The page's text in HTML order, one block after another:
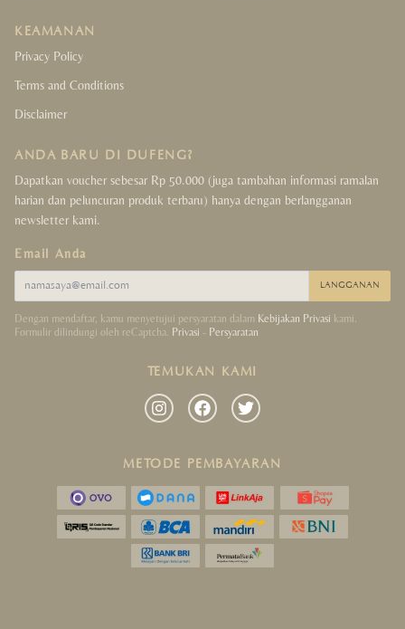
KEAMANAN
Privacy Policy
Terms and Conditions
Disclaimer
ANDA BARU DI DUFENG?
Dapatkan voucher sebesar Rp 50.000 (juga tambahan informasi ramalan
harian dan peluncuran produk terbaru) hanya dengan berlangganan
newsletter kami.
Email Anda
LANGGANAN
Dengan mendaftar, kamu menyetujui persyaratan dalam Kebijakan Privasi kami.
Formulir dilindungi oleh reCaptcha. Privasi - Persyaratan
TEMUKAN KAMI
METODE PEMBAYARAN